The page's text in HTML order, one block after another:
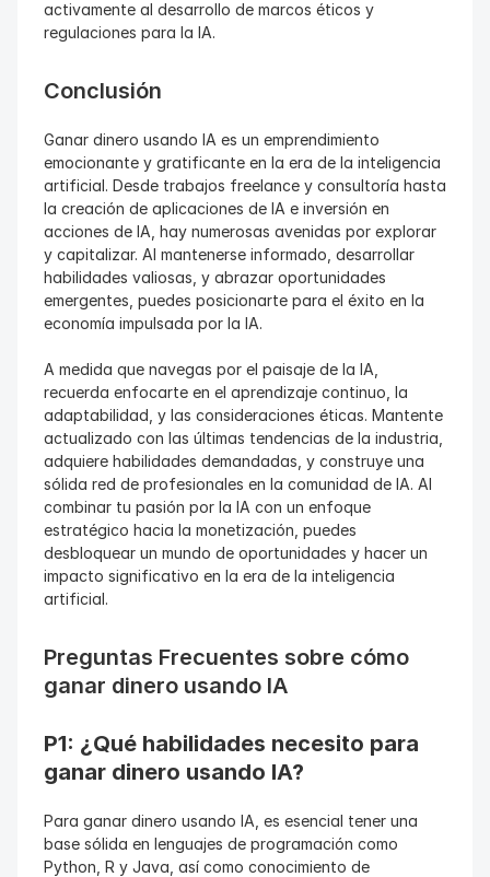
activamente al desarrollo de marcos éticos y
regulaciones para la IA.
Conclusión
Ganar dinero usando IA es un emprendimiento
emocionante y gratificante en la era de la inteligencia
artificial. Desde trabajos freelance y consultoría hasta
la creación de aplicaciones de IA e inversión en
acciones de IA, hay numerosas avenidas por explorar
y capitalizar. Al mantenerse informado, desarrollar
habilidades valiosas, y abrazar oportunidades
emergentes, puedes posicionarte para el éxito en la
economía impulsada por la IA.
A medida que navegas por el paisaje de la IA,
recuerda enfocarte en el aprendizaje continuo, la
adaptabilidad, y las consideraciones éticas. Mantente
actualizado con las últimas tendencias de la industria,
adquiere habilidades demandadas, y construye una
sólida red de profesionales en la comunidad de IA. Al
combinar tu pasión por la IA con un enfoque
estratégico hacia la monetización, puedes
desbloquear un mundo de oportunidades y hacer un
impacto significativo en la era de la inteligencia
artificial.
Preguntas Frecuentes sobre cómo
ganar dinero usando IA
P1: ¿Qué habilidades necesito para
ganar dinero usando IA?
Para ganar dinero usando IA, es esencial tener una
base sólida en lenguajes de programación como
Python, R y Java, así como conocimiento de